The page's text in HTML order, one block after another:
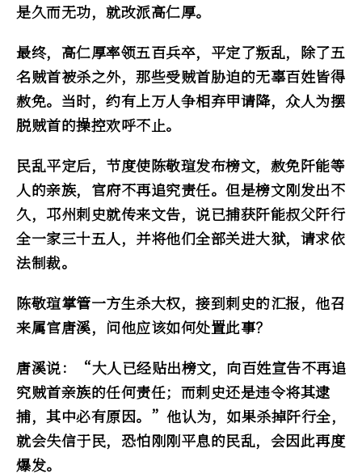
是久而无功，就改派高仁厚。
最终，高仁厚率领五百兵卒，平定了叛乱，除了五
名贼首被杀之外，那些受贼首胁迫的无辜百姓皆得
赦免。当时，约有上万人争相弃甲请降，众人为摆
脱贼首的操控欢呼不止。
民乱平定后，节度使陈敬瑄发布榜文，赦免阡能等
人的亲族，官府不再追究责任。但是榜文刚发出不
久，邛州刺史就传来文告，说已捕获阡能叔父阡行
全一家三十五人，并将他们全部关进大狱，请求依
法制裁。
陈敬瑄掌管一方生杀大权，接到刺史的汇报，他召
来属官唐溪，问他应该如何处置此事？
唐溪说：“大人已经贴出榜文，向百姓宣告不再追
究贼首亲族的任何责任；而刺史还是违令将其逮
捕，其中必有原因。”他认为，如果杀掉阡行全，
就会失信于民，恐怕刚刚平息的民乱，会因此再度
爆发。